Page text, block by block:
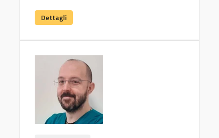
Dettagli